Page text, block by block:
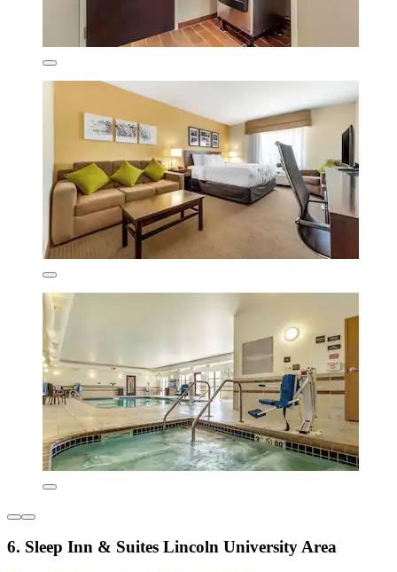
6. Sleep Inn & Suites Lincoln University Area